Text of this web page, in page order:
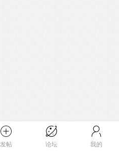
发帖 论坛 我的